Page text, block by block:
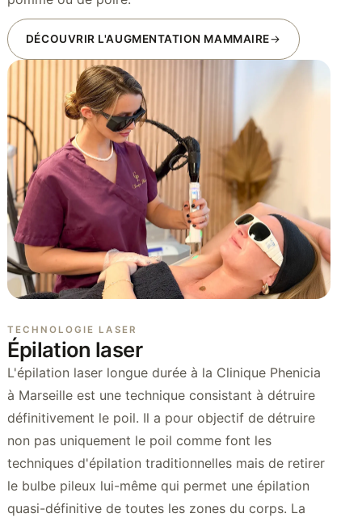
DÉCOUVRIR L'AUGMENTATION MAMMAIRE
TECHNOLOGIE LASER
Épilation laser
L'épilation laser longue durée à la Clinique Phenicia
à Marseille est une technique consistant à détruire
définitivement le poil. Il a pour objectif de détruire
non pas uniquement le poil comme font les
techniques d'épilation traditionnelles mais de retirer
le bulbe pileux lui-même qui permet une épilation
quasi-définitive de toutes les zones du corps. La